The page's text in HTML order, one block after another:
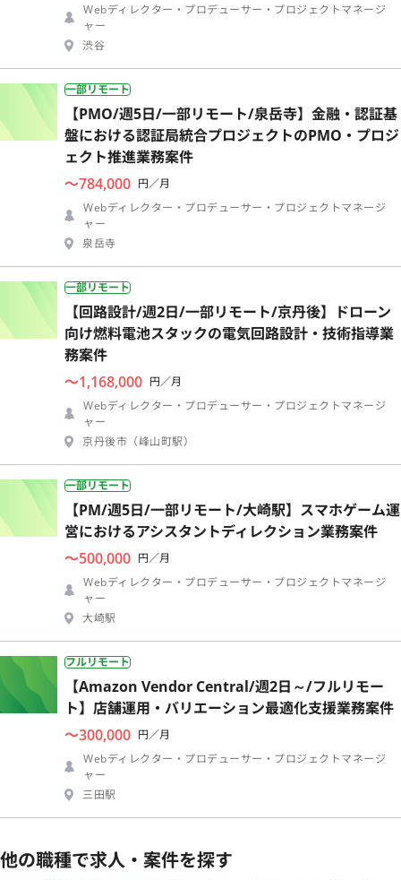
Webディレクター・プロデューサー・プロジェクトマネージ
ャー
渋谷
一部リモート
【PMO/週5日/一部リモート/泉岳寺】金融・認証基
盤における認証局統合プロジェクトのPMO・プロジ
ェクト推進業務案件
〜784,000 円／月
Webディレクター・プロデューサー・プロジェクトマネージ
ャー
泉岳寺
一部リモート
【回路設計/週2日/一部リモート/京丹後】ドローン
向け燃料電池スタックの電気回路設計・技術指導業
務案件
〜1,168,000 円／月
Webディレクター・プロデューサー・プロジェクトマネージ
ャー
京丹後市（峰山町駅）
一部リモート
【PM/週5日/一部リモート/大崎駅】スマホゲーム運
営におけるアシスタントディレクション業務案件
〜500,000 円／月
Webディレクター・プロデューサー・プロジェクトマネージ
ャー
大崎駅
フルリモート
【Amazon Vendor Central/週2日～/フルリモー
ト】店舗運用・バリエーション最適化支援業務案件
〜300,000 円／月
Webディレクター・プロデューサー・プロジェクトマネージ
ャー
三田駅
他の職種で求人・案件を探す